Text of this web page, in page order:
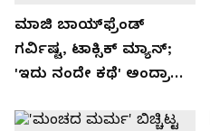
ಮಾಜಿ ಬಾಯ್‌ಫ್ರೆಂಡ್
ಗರ್ವಿಷ್ಟ, ಟಾಕ್ಸಿಕ್ ಮ್ಯಾನ್;
'ಇದು ನಂದೇ ಕಥೆ' ಅಂದ್ರಾ
ಮಂದಣ್ಣ?